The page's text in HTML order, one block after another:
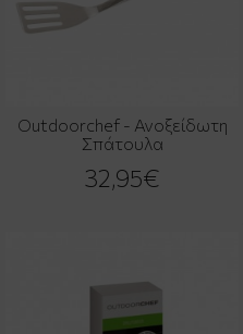
Outdoorchef - Ανοξείδωτη
Σπάτουλα
32,95€